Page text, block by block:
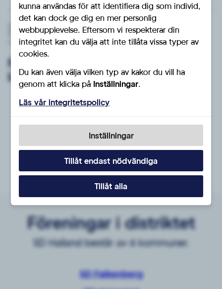
Nyheter
Publicerat: Fre 6/3 - 2026
Ny debattartikel: Nu sätter vi stopp för
bidragsberoendet
1 2 3 4
Föreningar i distriktet
SD Halland består av 6 kommuner.
SD Falkenberg
kunna användas för att identifiera dig som individ,
det kan dock ge dig en mer personlig
webbupplevelse. Eftersom vi respekterar din
integritet kan du välja att inte tillåta vissa typer av
cookies.
Du kan även välja vilken typ av kakor du vill ha
genom att klicka på Inställningar.
Läs vår integritetspolicy
Inställningar
Tillåt endast nödvändiga
Tillåt alla